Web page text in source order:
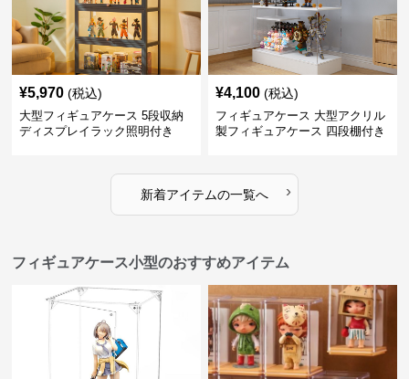
¥5,970 (税込)
大型フィギュアケース 5段収納
ディスプレイラック照明付き
¥4,100 (税込)
フィギュアケース 大型アクリル
製フィギュアケース 四段棚付き
新着アイテムの一覧へ ›
フィギュアケース小型のおすすめアイテム